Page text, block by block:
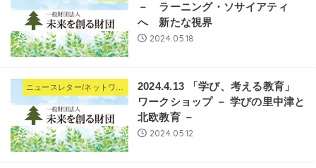
－ ラーニング・ソサイアティ
へ 新たな視界
2024.05.18
2024.4.13 「学び、考える教育」
ワークショップ － 学びの里中津と
北欧教育 －
2024.05.12